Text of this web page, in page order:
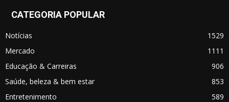
CATEGORIA POPULAR
Notícias
1529
Mercado
1111
Educação & Carreiras
906
Saúde, beleza & bem estar
853
Entretenimento
589